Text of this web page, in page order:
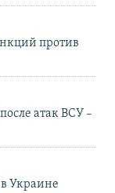
против
атак ВСУ –
Украине